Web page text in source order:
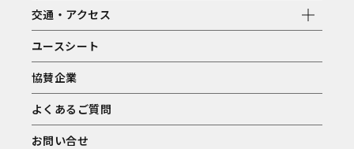
交通・アクセス
ユースシート
協賛企業
よくあるご質問
お問い合せ